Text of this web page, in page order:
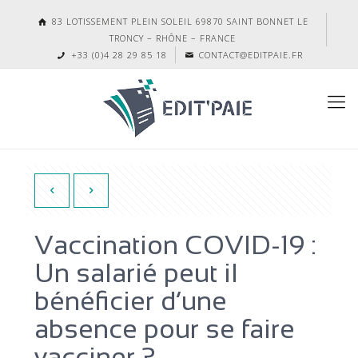
83 LOTISSEMENT PLEIN SOLEIL 69870 SAINT BONNET LE
TRONCY – RHÔNE – FRANCE
+33 (0)4 28 29 85 18
CONTACT@EDITPAIE.FR
Vaccination COVID-19 :
Un salarié peut il
bénéficier d’une
absence pour se faire